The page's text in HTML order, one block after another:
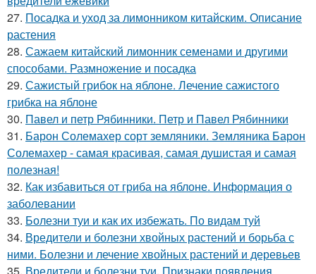
27. Посадка и уход за лимонником китайским. Описание
растения
28. Сажаем китайский лимонник семенами и другими
способами. Размножение и посадка
29. Сажистый грибок на яблоне. Лечение сажистого
грибка на яблоне
30. Павел и петр Рябинники. Петр и Павел Рябинники
31. Барон Солемахер сорт земляники. Земляника Барон
Солемахер - самая красивая, самая душистая и самая
полезная!
32. Как избавиться от гриба на яблоне. Информация о
заболевании
33. Болезни туи и как их избежать. По видам туй
34. Вредители и болезни хвойных растений и борьба с
ними. Болезни и лечение хвойных растений и деревьев
35. Вредители и болезни туи. Признаки появления